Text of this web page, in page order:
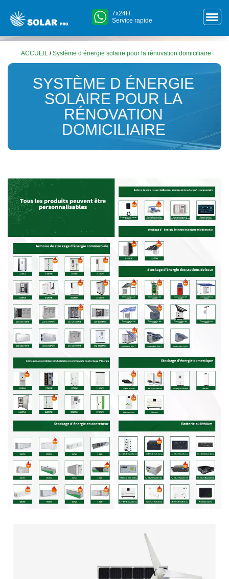
7x24H
Service rapide
ACCUEIL /Système d énergie solaire pour la rénovation domiciliaire
SYSTÈME D ÉNERGIE
SOLAIRE POUR LA
RÉNOVATION
DOMICILIAIRE